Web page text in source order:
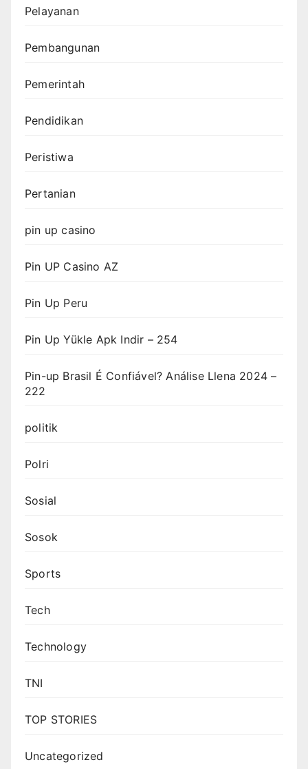
Pelayanan
Pembangunan
Pemerintah
Pendidikan
Peristiwa
Pertanian
pin up casino
Pin UP Casino AZ
Pin Up Peru
Pin Up Yükle Apk Indir – 254
Pin-up Brasil É Confiável? Análise Llena 2024 –
222
politik
Polri
Sosial
Sosok
Sports
Tech
Technology
TNI
TOP STORIES
Uncategorized